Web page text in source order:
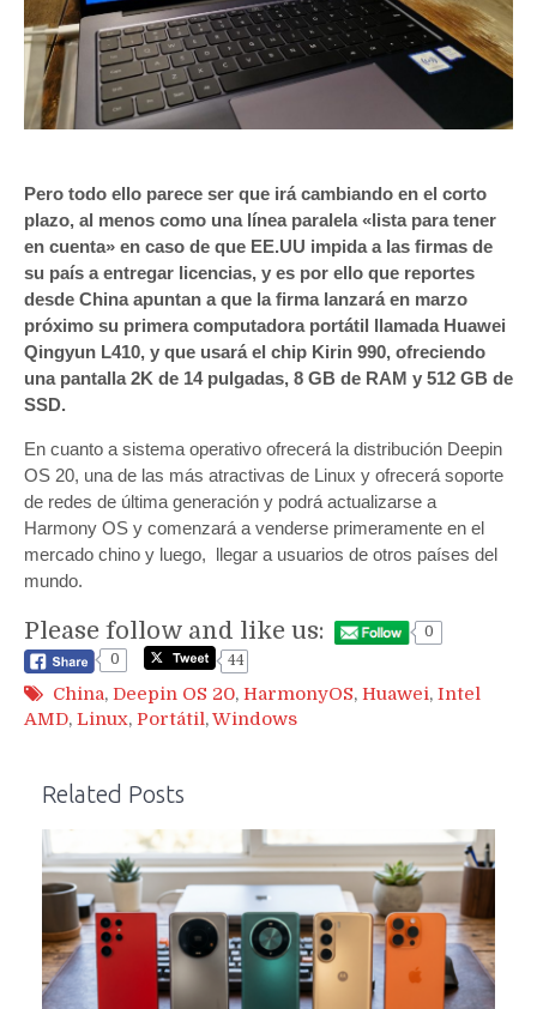
Pero todo ello parece ser que irá cambiando en el corto
plazo, al menos como una línea paralela «lista para tener
en cuenta» en caso de que EE.UU impida a las firmas de
su país a entregar licencias, y es por ello que reportes
desde China apuntan a que la firma lanzará en marzo
próximo su primera computadora portátil llamada Huawei
Qingyun L410, y que usará el chip Kirin 990, ofreciendo
una pantalla 2K de 14 pulgadas, 8 GB de RAM y 512 GB de
SSD.
En cuanto a sistema operativo ofrecerá la distribución Deepin
OS 20, una de las más atractivas de Linux y ofrecerá soporte
de redes de última generación y podrá actualizarse a
Harmony OS y comenzará a venderse primeramente en el
mercado chino y luego, llegar a usuarios de otros países del
mundo.
Please follow and like us:
0
0
44
China, Deepin OS 20, HarmonyOS, Huawei, Intel
AMD, Linux, Portátil,Windows
Related Posts